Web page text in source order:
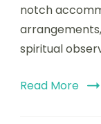
notch
spiritual
Read More